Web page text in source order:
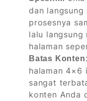
dan
prosesnya
lalu langsung
halaman
Batas Konten:
halaman 4×6
sangat
konten Anda